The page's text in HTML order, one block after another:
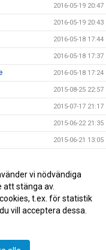
2016-05-19 20:47
2016-05-19 20:43
2016-05-18 17:44
2016-05-18 17:37
2016-05-18 17:24
2015-08-25 22:57
2015-07-17 21:17
2015-06-22 21:35
2015-06-21 13:05
2015-06-07 22:32
2015-05-27 23:32
vi nödvändiga
att stänga av.
t.ex. för statistik
vill acceptera dessa.